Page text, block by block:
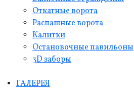
Откатные ворота
Распашные ворота
Калитки
Остановочные павильоны
3D заборы
ГАЛЕРЕЯ